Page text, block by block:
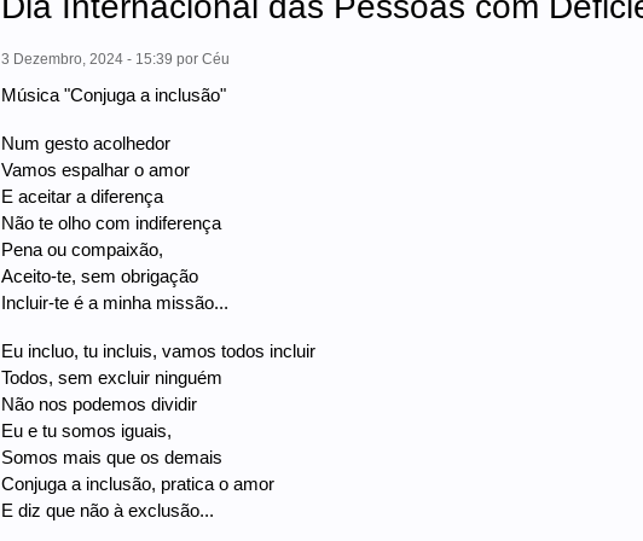
3 Dezembro, 2024 - 15:39 por Céu
Música "Conjuga a inclusão"
Num gesto acolhedor
Vamos espalhar o amor
E aceitar a diferença
Não te olho com indiferença
Pena ou compaixão,
Aceito-te, sem obrigação
Incluir-te é a minha missão...
Eu incluo, tu incluis, vamos todos incluir
Todos, sem excluir ninguém
Não nos podemos dividir
Eu e tu somos iguais,
Somos mais que os demais
Conjuga a inclusão, pratica o amor
E diz que não à exclusão...